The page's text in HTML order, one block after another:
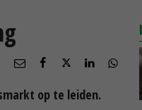
op te leiden.